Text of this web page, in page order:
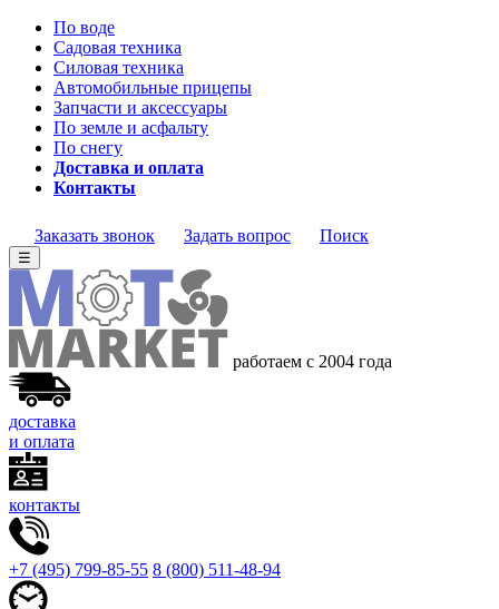
По воде
Садовая техника
Силовая техника
Автомобильные прицепы
Запчасти и аксессуары
По земле и асфальту
По снегу
Доставка и оплата
Контакты
Заказать звонок Задать вопрос Поиск
☰
работаем с 2004 года
доставка
и оплата
контакты
+7 (495) 799-85-55 8 (800) 511-48-94